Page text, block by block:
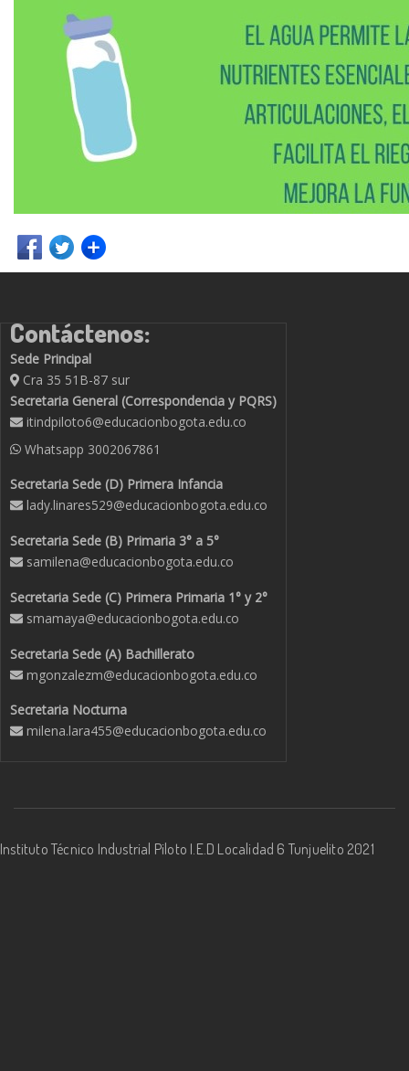
Contáctenos:
Sede Principal
Cra 35 51B-87 sur
Secretaria General (Correspondencia y PQRS)
itindpiloto6@educacionbogota.edu.co
Whatsapp 3002067861
Secretaria Sede (D) Primera Infancia
lady.linares529@educacionbogota.edu.co
Secretaria Sede (B) Primaria 3° a 5°
samilena@educacionbogota.edu.co
Secretaria Sede (C) Primera Primaria 1° y 2°
smamaya@educacionbogota.edu.co
Secretaria Sede (A) Bachillerato
mgonzalezm@educacionbogota.edu.co
Secretaria Nocturna
milena.lara455@educacionbogota.edu.co
Instituto Técnico Industrial Piloto I.E.D Localidad 6 Tunjuelito 2021